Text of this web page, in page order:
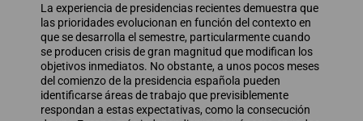
La experiencia de presidencias recientes demuestra que
las prioridades evolucionan en función del contexto en
que se desarrolla el semestre, particularmente cuando
se producen crisis de gran magnitud que modifican los
objetivos inmediatos. No obstante, a unos pocos meses
del comienzo de la presidencia española pueden
identificarse áreas de trabajo que previsiblemente
respondan a estas expectativas, como la consecución